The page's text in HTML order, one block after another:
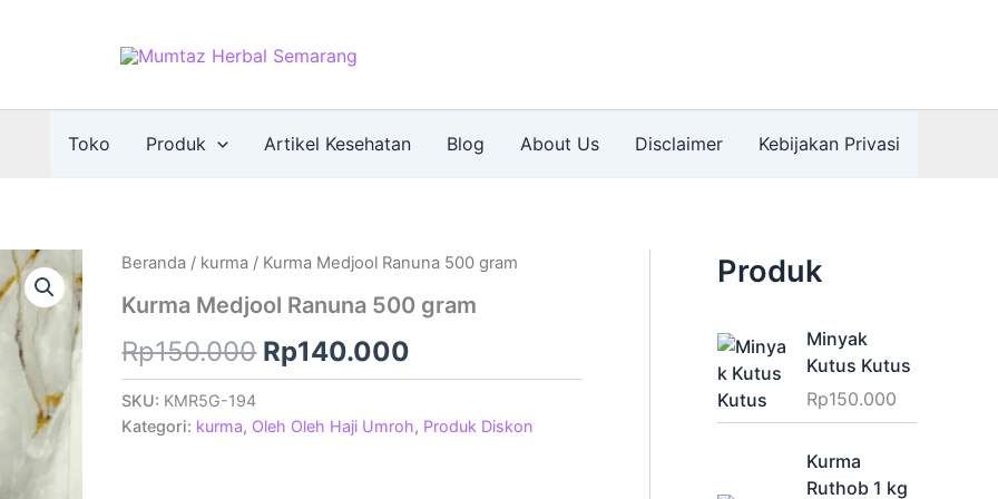
Toko Produk Artikel Kesehatan Blog About Us Disclaimer Kebijakan Privasi
Beranda / kurma / Kurma Medjool Ranuna 500 gram
Kurma Medjool Ranuna 500 gram
Rp150.000 Harga
adalah:
Rp140.000
ini
SKU: KMR5G-194
Kategori: kurma, Oleh Oleh Haji Umroh, Produk Diskon
Produk
Minyak
Kutus Kutus
Rp150.000
Kurma
Ruthob 1 kg